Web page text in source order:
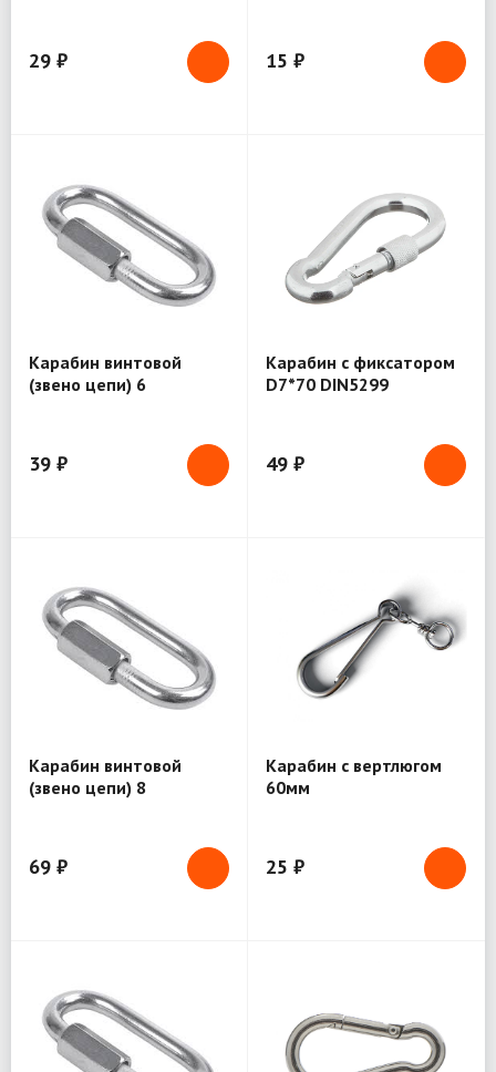
29 ₽ 15 ₽
Карабин винтовой
(звено цепи) 6
39 ₽
Карабин с фиксатором
D7*70 DIN5299
49 ₽
Карабин винтовой
(звено цепи) 8
69 ₽
Карабин с вертлюгом
60мм
25 ₽